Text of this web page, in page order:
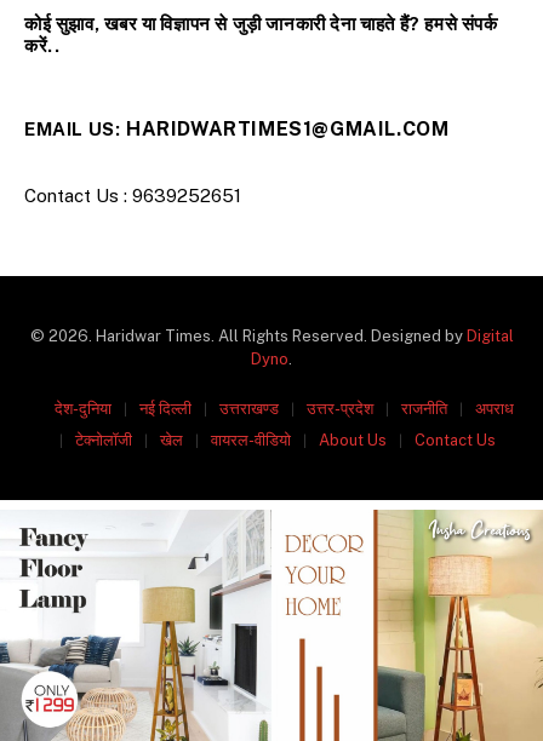
कोई सुझाव, खबर या विज्ञापन से जुड़ी जानकारी देना चाहते हैं? हमसे संपर्क
करें..
EMAIL US: HARIDWARTIMES1@GMAIL.COM
Contact Us : 9639252651
© 2026. Haridwar Times. All Rights Reserved. Designed by Digital
Dyno
देश-दुनिया नई दिल्ली उत्तराखण्ड उत्तर-प्रदेश राजनीति
अपराध
टेक्नोलॉजी
खेल वायरल-वीडियो About Us Contact Us